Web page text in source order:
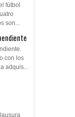
misma después
fútbol
son...
con los
adquis...